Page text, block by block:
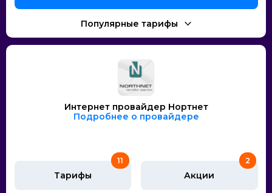
Интернет провайдер Нортнет
Подробнее о провайдере
Тарифы
11
Акции
2